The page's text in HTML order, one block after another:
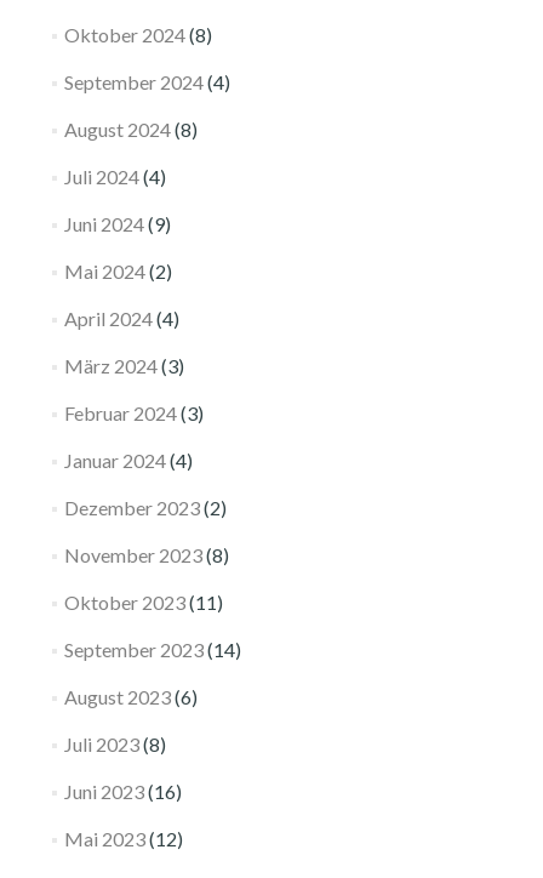
Oktober 2024(8)
September 2024(4)
August 2024(8)
Juli 2024(4)
Juni 2024(9)
Mai 2024(2)
April 2024(4)
März 2024(3)
Februar 2024(3)
Januar 2024(4)
Dezember 2023(2)
November 2023(8)
Oktober 2023(11)
September 2023(14)
August 2023(6)
Juli 2023(8)
Juni 2023(16)
Mai 2023(12)